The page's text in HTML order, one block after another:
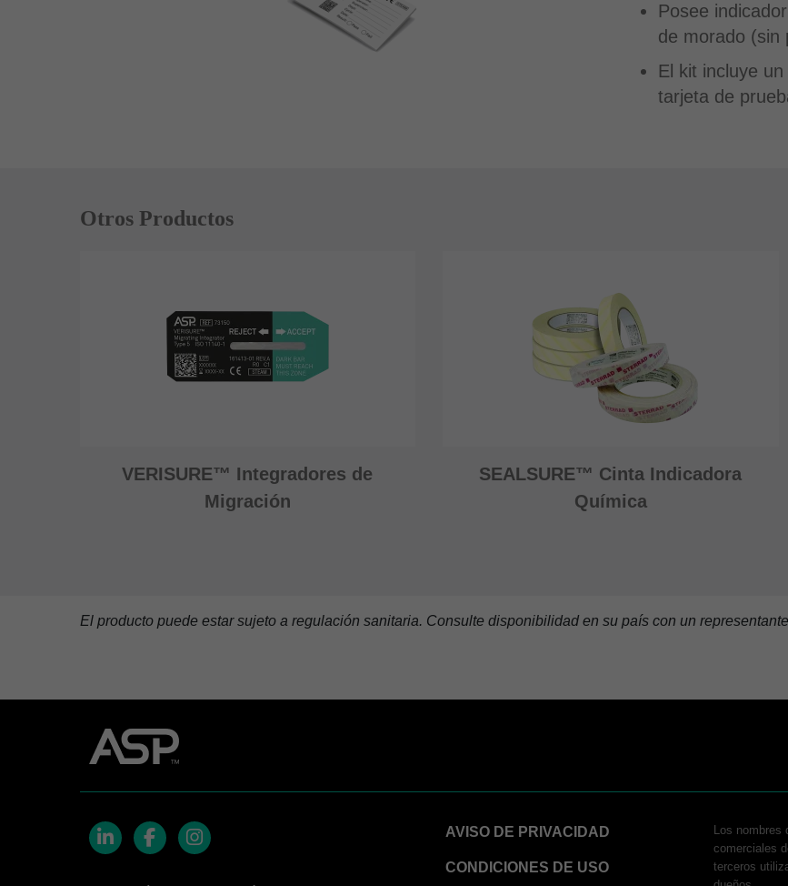
Posee
de morado (sin
El kit incluye
tarjeta de
Otros Productos
VERISURE™ Integradores de
Migración
SEALSURE™ Cinta Indicadora
Química
El producto puede estar sujeto a regulación sanitaria. Consulte disponibilidad en su país con un
AVISO DE PRIVACIDAD
CONDICIONES DE USO
Los nombres
comerciales
terceros